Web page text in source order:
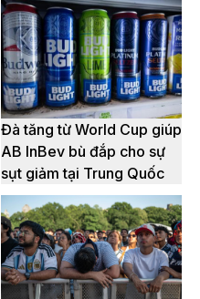
Đà tăng từ World Cup giúp
AB InBev bù đắp cho sự
sụt giảm tại Trung Quốc